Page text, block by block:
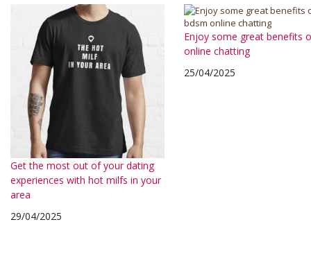
Get the most out of your dating
experiences with hot milfs in your
area
29/04/2025
Enjoy some great benefits
online chatting
25/04/2025